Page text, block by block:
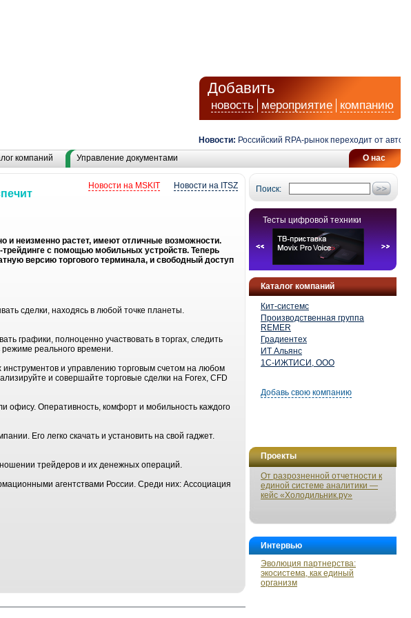
Добавить
новость мероприятие компанию
Новости: Российский RPA-рынок переходит от
О нас
компаний Управление документами
Поиск:
Тесты цифровой техники
Каталог компаний
Кит-системс
Производственная группа
REMER
Градиентех
ИТ Альянс
1С-ИЖТИСИ, ООО
Добавь свою компанию
Проекты
От разрозненной отчетности к
единой системе аналитики —
кейс «Холодильник.ру»
Интервью
Эволюция партнерства:
экосистема, как единый
организм
Новости на ITSZ
Новости на MSKIT
и неизменно растет, имеют отличные возможности.
с помощью мобильных устройств. Теперь
версию торгового терминала, и свободный доступ
сделки, находясь в любой точке планеты.
графики, полноценно участвовать в торгах, следить
реального времени.
и управлению торговым счетом на любом
и совершайте торговые сделки на Forex, CFD
офису. Оперативность, комфорт и мобильность каждого
Его легко скачать и установить на свой гаджет.
трейдеров и их денежных операций.
агентствами России. Среди них: Ассоциация